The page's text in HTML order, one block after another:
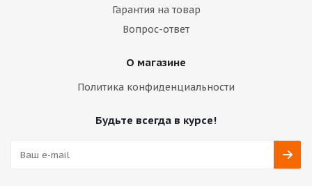
Гарантия на товар
Вопрос-ответ
О магазине
Политика конфиденциальности
Будьте всегда в курсе!